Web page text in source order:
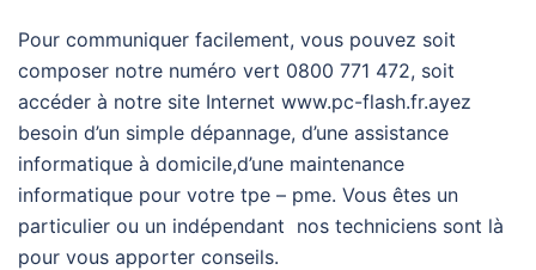
Pour communiquer facilement, vous pouvez soit
composer notre numéro vert 0800 771 472, soit
accéder à notre site Internet www.pc-flash.fr.ayez
besoin d’un simple dépannage, d’une assistance
informatique à domicile,d’une maintenance
informatique pour votre tpe – pme. Vous êtes un
particulier ou un indépendant nos techniciens sont là
pour vous apporter conseils.